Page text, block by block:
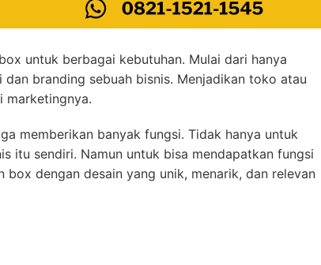
untuk berbagai kebutuhan. Mulai dari hanya
branding sebuah bisnis. Menjadikan toko atau
marketingnya.
memberikan banyak fungsi. Tidak hanya untuk
itu sendiri. Namun untuk bisa mendapatkan fungsi
dengan desain yang unik, menarik, dan relevan